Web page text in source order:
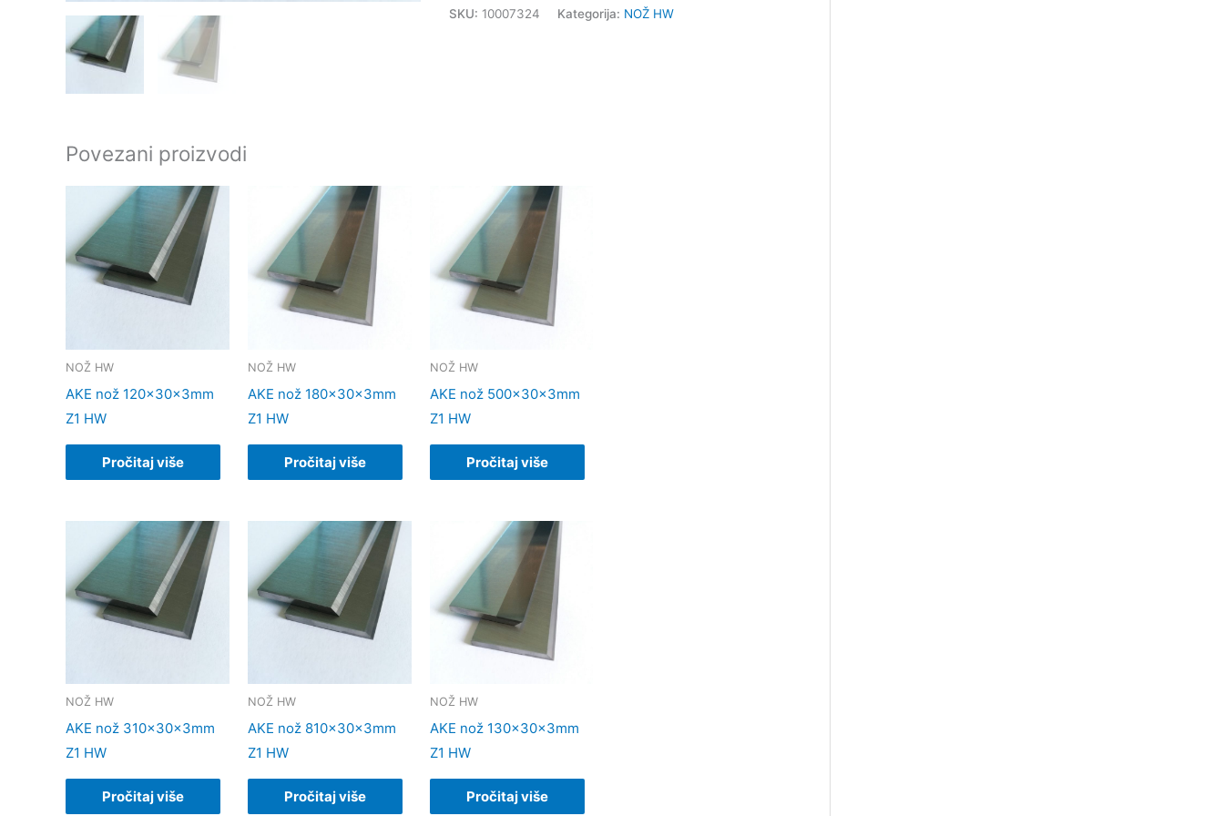
SKU: 10007324 Kategorija: NOŽ HW
Povezani proizvodi
NOŽ HW
AKE nož 120x30x3mm
Z1 HW
Pročitaj više
NOŽ HW
AKE nož 180x30x3mm
Z1 HW
Pročitaj više
NOŽ HW
AKE nož 500x30x3mm
Z1 HW
Pročitaj više
NOŽ HW
AKE nož 310x30x3mm
Z1 HW
Pročitaj više
NOŽ HW
AKE nož 810x30x3mm
Z1 HW
Pročitaj više
NOŽ HW
AKE nož 130x30x3mm
Z1 HW
Pročitaj više